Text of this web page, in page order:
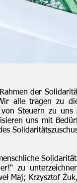
der
alle tragen zu
Steuern zu
uns mit
zu
Maj; Krzysztof